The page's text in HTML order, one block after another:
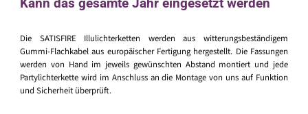
Die SATISFIRE Illulichterketten werden aus witterungsbeständigem
Gummi-Flachkabel aus europäischer Fertigung hergestellt. Die Fassungen
werden von Hand im jeweils gewünschten Abstand montiert und jede
Partylichterkette wird im Anschluss an die Montage von uns auf Funktion
und Sicherheit überprüft.